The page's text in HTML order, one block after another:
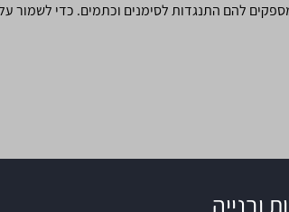
להם התנגדות לסימנים וכתמים. כדי לשמור
ובנייה